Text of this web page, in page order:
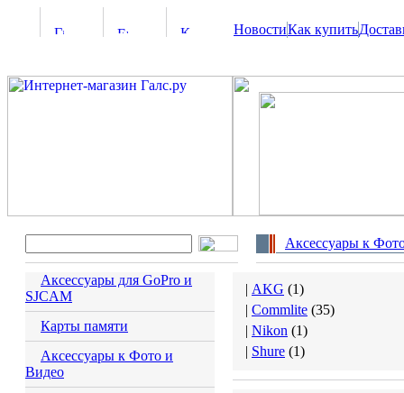
НовостиКак купить
Аксессуары к
Аксессуары для GoPro и
SJCAM
Карты памяти
Аксессуары к Фото и
Видео
| AKG (1)
| Commlite (35)
| Nikon (1)
| Shure (1)